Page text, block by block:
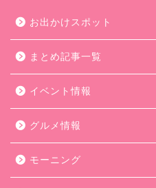
お出かけスポット
まとめ記事一覧
イベント情報
グルメ情報
モーニング